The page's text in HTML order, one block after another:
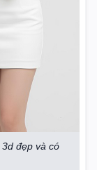
đẹp và có